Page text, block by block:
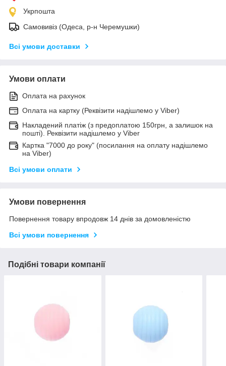
Укрпошта
Самовивіз (Одеса, р-н Черемушки)
Всі умови доставки
Умови оплати
Оплата на рахунок
Оплата на картку (Реквізити надішлемо у Viber)
Накладений платіж (з предоплатою 150грн, а залишок на
пошті). Реквізити надішлемо у Viber
Картка "7000 до року" (посилання на оплату надішлемо
на Viber)
Всі умови оплати
Умови повернення
Повернення товару впродовж 14 днів за домовленістю
Всі умови повернення
Подібні товари компанії